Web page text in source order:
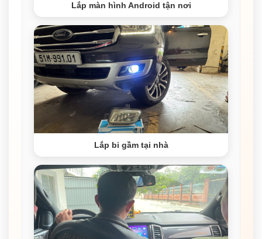
Lắp màn hình Android tận nơi
Lắp bi gầm tại nhà